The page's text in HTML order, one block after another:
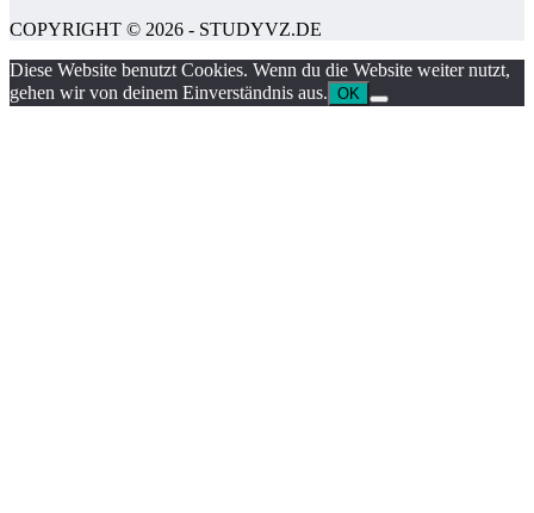
COPYRIGHT © 2026 - STUDYVZ.DE
Diese Website benutzt Cookies. Wenn du die Website weiter nutzt,
gehen wir von deinem Einverständnis aus. OK